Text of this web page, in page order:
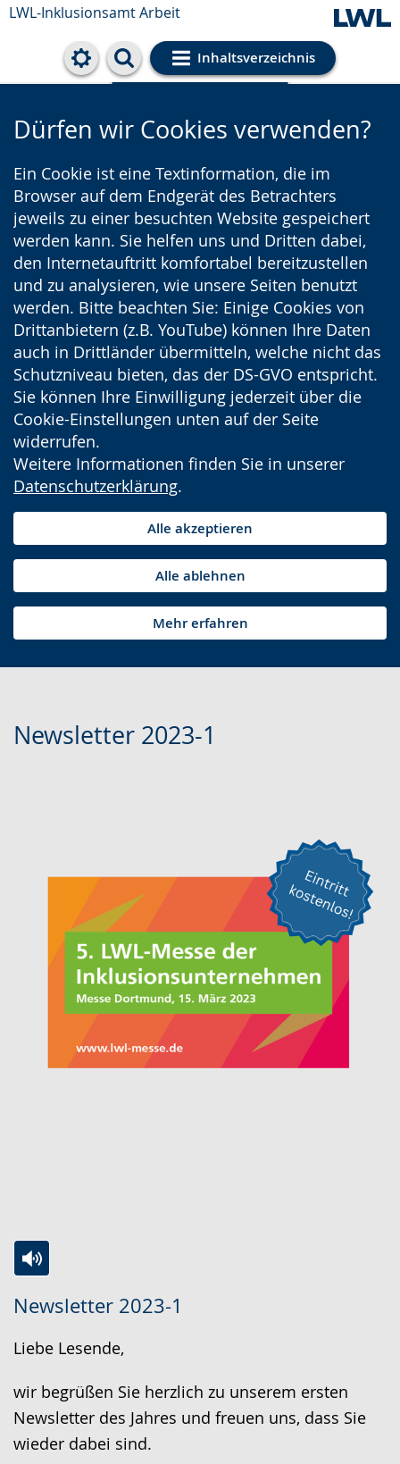
LWL-Inklusionsamt Arbeit
Inhaltsverzeichnis
Cookie-Einstellungen
Dürfen wir Cookies verwenden?
Ein Cookie ist eine Textinformation, die im
Browser auf dem Endgerät des Betrachters
jeweils zu einer besuchten Website gespeichert
werden kann. Sie helfen uns und Dritten dabei,
den Internetauftritt komfortabel bereitzustellen
und zu analysieren, wie unsere Seiten benutzt
werden. Bitte beachten Sie: Einige Cookies von
Drittanbietern (z.B. YouTube) können Ihre Daten
auch in Drittländer übermitteln, welche nicht das
Schutzniveau bieten, das der DS-GVO entspricht.
Sie können Ihre Einwilligung jederzeit über die
Cookie-Einstellungen unten auf der Seite
widerrufen.
Weitere Informationen finden Sie in unserer
Datenschutzerklärung.
Alle akzeptieren
Alle ablehnen
Mehr erfahren
Newsletter 2023-1
Newsletter 2023-1
Leichten
Sprache
Audio-
Unterstützung.
Video
in
Gebärdensprache
wird
angezeigt.
Liebe Lesende,
wir begrüßen Sie herzlich zu unserem ersten
Newsletter des Jahres und freuen uns, dass Sie
wieder dabei sind.